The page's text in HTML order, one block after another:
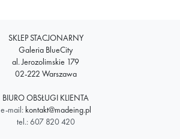
SKLEP STACJONARNY
Galeria BlueCity
al. Jerozolimskie 179
02-222 Warszawa
BIURO OBSŁUGI KLIENTA
e-mail: kontakt@madeing.pl
tel.: 607 820 420